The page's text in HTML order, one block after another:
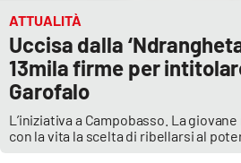
ATTUALITÀ
Uccisa dalla
13mila firme per
Garofalo
L’iniziativa a Campobasso. La
con la vita la scelta di ribellarsi al